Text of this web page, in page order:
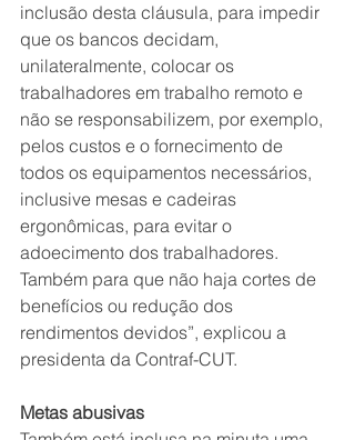
inclusão desta cláusula, para impedir
que os bancos decidam,
unilateralmente, colocar os
trabalhadores em trabalho remoto e
não se responsabilizem, por exemplo,
pelos custos e o fornecimento de
todos os equipamentos necessários,
inclusive mesas e cadeiras
ergonômicas, para evitar o
adoecimento dos trabalhadores.
Também para que não haja cortes de
benefícios ou redução dos
rendimentos devidos”, explicou a
presidenta da Contraf-CUT.
Metas abusivas